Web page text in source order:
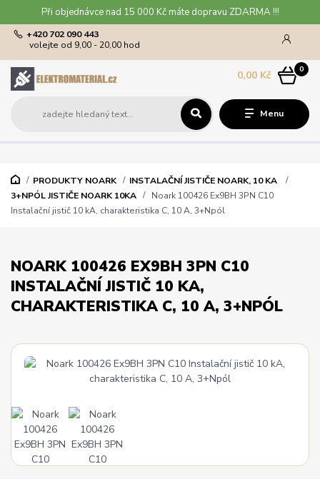
Při objednávce nad 15 000 Kč máte dopravu ZDARMA !!!
Menu
+420 702 090 443
volejte od 9,00 - 20,00 hod
0
0,00 Kč
PRODUKTY NOARK
INSTALAČNÍ JISTIČE NOARK, 10 KA
3+NPÓL JISTIČE NOARK 10KA
Noark 100426 Ex9BH 3PN C10
Instalační jistič 10 kA, charakteristika C, 10 A, 3+Npól
NOARK 100426 EX9BH 3PN C10
INSTALAČNÍ JISTIČ 10 KA,
CHARAKTERISTIKA C, 10 A, 3+NPÓL